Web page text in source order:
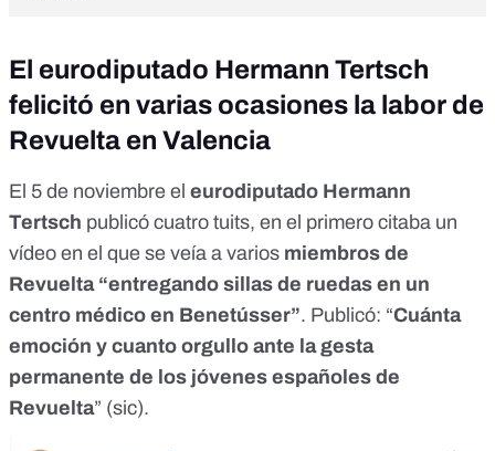
El eurodiputado Hermann Tertsch
felicitó en varias ocasiones la labor de
Revuelta en Valencia
El 5 de noviembre el eurodiputado Hermann
Tertsch publicó cuatro tuits, en el primero citaba un
vídeo en el que se veía a varios miembros de
Revuelta “entregando sillas de ruedas en un
centro médico en Benetússer”. Publicó: “Cuánta
emoción y cuanto orgullo ante la gesta
permanente de los jóvenes españoles de
Revuelta” (sic).